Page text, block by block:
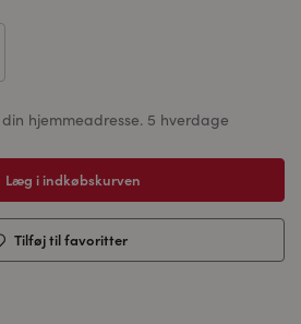
hjemmeadresse. 5 hverdage
Læg i indkøbskurven
Tilføj til favoritter